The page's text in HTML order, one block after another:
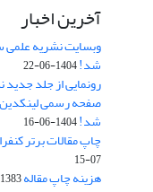
آخرین اخبار
وبسایت نشریه علمی
شد!1404-06-22
رونمایی از جلد
صفحه رسمی لینکدین
شد!1404-06-16
چاپ مقالات برتر
07-15
هزینه چاپ مقاله1383-11-03